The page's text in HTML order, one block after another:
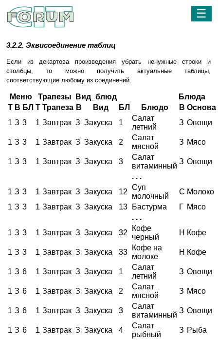
☰
3.2.2. Эквисоединение таблиц
Если из декартова произведения убрать ненужные строки и
столбцы, то можно получить актуальные таблицы,
соответствующие любому из соединений.
Меню Трапезы Вид_блюд
Блюда
Т В БЛ Т Трапеза В Вид БЛ Блюдо В Основа
1 З 3 1 Завтрак З Закуска 1
Салат
летний
З Овощи
1 З 3 1 Завтрак З Закуска 2
Салат
мясной
З Мясо
1 З 3 1 Завтрак З Закуска 3
Салат
витаминный
З Овощи
. . .
1 З 3 1 Завтрак З Закуска 12
Суп
молочный
С Молоко
1 З 3 1 Завтрак З Закуска 13 Бастурма Г Мясо
. . .
1 З 3 1 Завтрак З Закуска 32
Кофе
черный
Н Кофе
1 З 3 1 Завтрак З Закуска 33
Кофе на
молоке
Н Кофе
1 З 6 1 Завтрак З Закуска 1
Салат
летний
З Овощи
1 З 6 1 Завтрак З Закуска 2
Салат
мясной
З Мясо
1 З 6 1 Завтрак З Закуска 3
Салат
витаминный
З Овощи
1 З 6 1 Завтрак З Закуска 4
Салат
рыбный
З Рыба